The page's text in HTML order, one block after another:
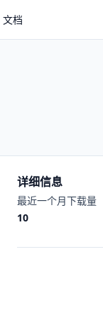
文档
详细信息
最近一个月下载量
10